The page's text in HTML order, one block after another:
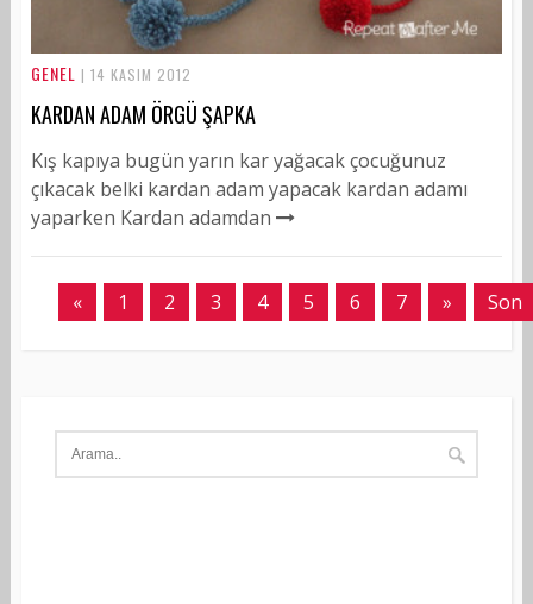
GENEL | 14 KASIM 2012
KARDAN ADAM ÖRGÜ ŞAPKA
Kış kapıya bugün yarın kar yağacak çocuğunuz
çıkacak belki kardan adam yapacak kardan adamı
yaparken Kardan adamdan
« 1 2 3 4 5 6 7 » Son